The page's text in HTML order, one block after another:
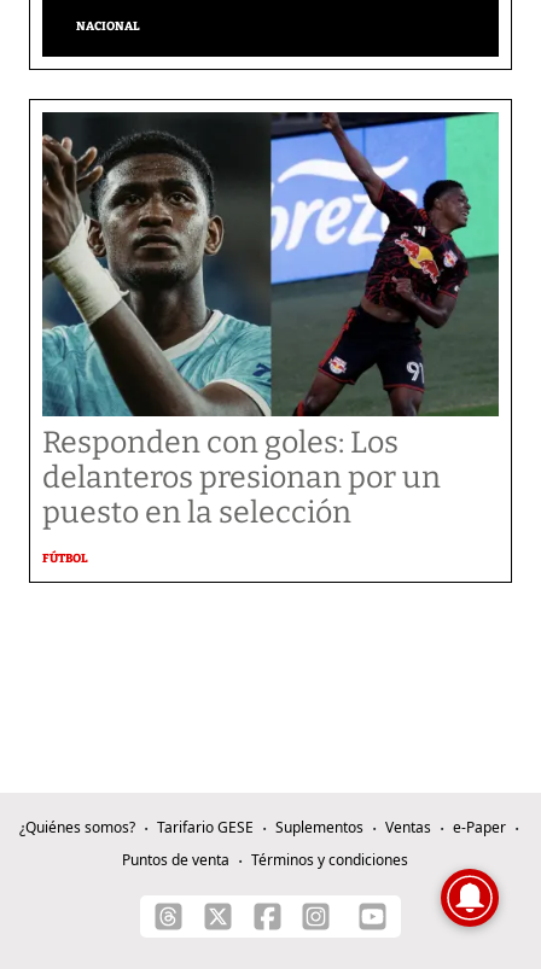
NACIONAL
Responden con goles: Los
delanteros presionan por un
puesto en la selección
FÚTBOL
¿Quiénes somos? Tarifario GESE Suplementos Ventas
e-Paper
Puntos de venta
Términos y condiciones